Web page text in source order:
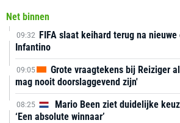
Net binnen
09:32 FIFA slaat keihard terug na
Infantino
09:05
Grote vraagtekens bij Reiziger
mag nooit doorslaggevend zijn'
08:25
Mario Been ziet duidelijke
‘Een absolute winnaar’